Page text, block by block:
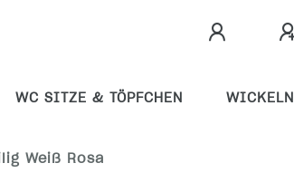
WC SITZE & TÖPFCHEN WICKELN
Weiß Rosa